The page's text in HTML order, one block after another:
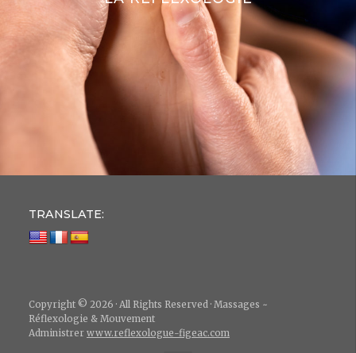
TRANSLATE:
Copyright © 2026 · All Rights Reserved · Massages ~
Réflexologie & Mouvement
Administrer www.reflexologue-figeac.com